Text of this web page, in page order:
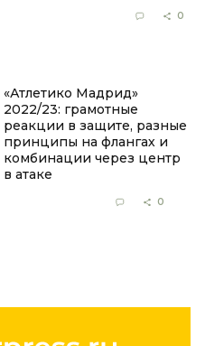
0
«Атлетико Мадрид»
2022/23: грамотные
реакции в защите, разные
принципы на флангах и
комбинации через центр
в атаке
0